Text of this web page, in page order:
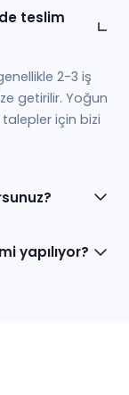
teslim
2-3 iş
getirilir. Yoğun
için bizi
yapılıyor?